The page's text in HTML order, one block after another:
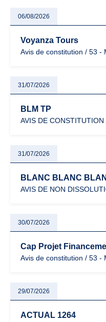
06/08/2026
Voyanza Tours
Avis de constitution / 53 -
31/07/2026
BLM TP
AVIS DE
31/07/2026
BLANC BLANC
AVIS DE NON
30/07/2026
Cap Projet
Avis de constitution / 53 -
29/07/2026
ACTUAL 1264